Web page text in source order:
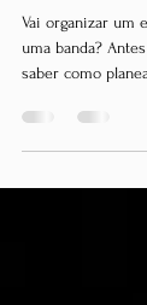
Bandas
Vai organizar um
saber como
ninguém quer